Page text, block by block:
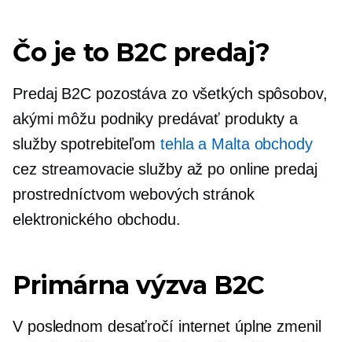
Čo je to B2C predaj?
Predaj B2C pozostáva zo všetkých spôsobov,
akými môžu podniky predávať produkty a
služby spotrebiteľom tehla a Maltaobchody
cez streamovacie služby až po online predaj
prostredníctvom webových stránok
elektronického obchodu.
Primárna výzva B2C
V poslednom desaťročí internet úplne zmenil